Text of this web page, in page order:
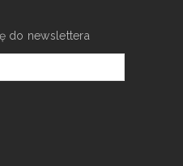
do newslettera